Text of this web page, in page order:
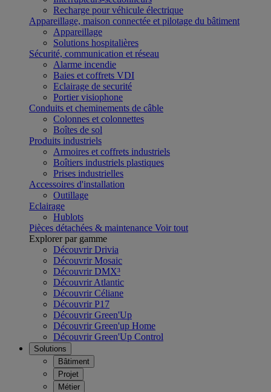
Recharge pour véhicule électrique
Appareillage, maison connectée et pilotage du bâtiment
Appareillage
Solutions hospitalières
Sécurité, communication et réseau
Alarme incendie
Baies et coffrets VDI
Eclairage de securité
Portier visiophone
Conduits et cheminements de câble
Colonnes et colonnettes
Boîtes de sol
Produits industriels
Armoires et coffrets industriels
Boîtiers industriels plastiques
Prises industrielles
Accessoires d'installation
Outillage
Eclairage
Hublots
Pièces détachées & maintenance Voir tout
Explorer par gamme
Découvrir Drivia
Découvrir Mosaic
Découvrir DMX³
Découvrir Atlantic
Découvrir Céliane
Découvrir P17
Découvrir Green'Up
Découvrir Green'up Home
Découvrir Green'Up Control
Solutions
Bâtiment
Projet
Métier